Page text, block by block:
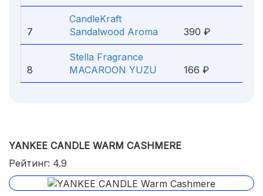
7
CandleKraft
Sandalwood Aroma
390 ₽
8
Stella Fragrance
MACAROON YUZU
166 ₽
YANKEE CANDLE WARM CASHMERE
Рейтинг: 4.9